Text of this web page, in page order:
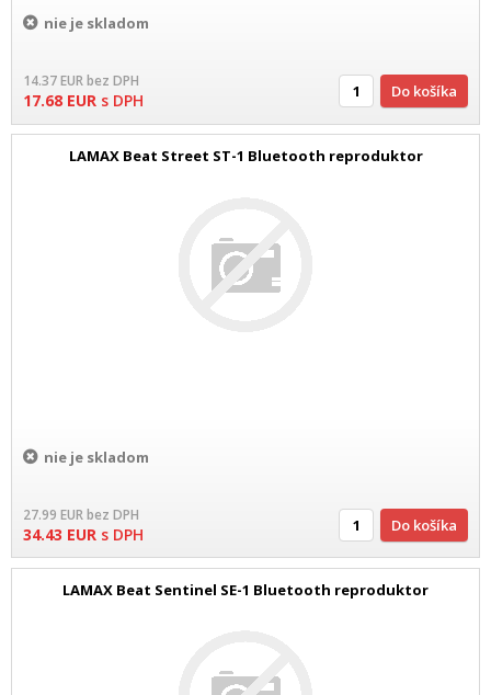
nie je skladom
14.37EURbez DPH
17.68 EUR s DPH Do košíka
LAMAX Beat Street ST-1 Bluetooth reproduktor
nie je skladom
27.99 EURbez DPH
34.43 EUR s DPH Do košíka
LAMAX Beat Sentinel SE-1 Bluetooth reproduktor